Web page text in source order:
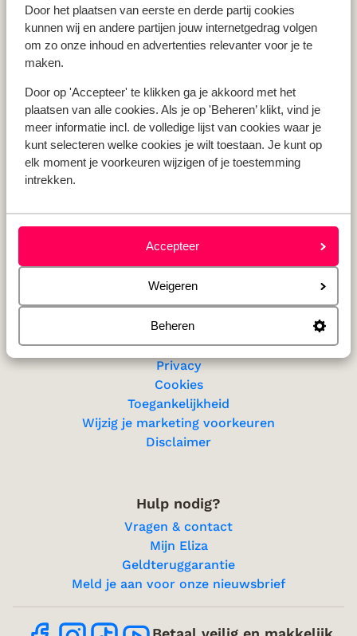
Door het plaatsen van eerste en derde partij cookies
kunnen wij en andere partijen jouw internetgedrag volgen
om zo onze inhoud en advertenties relevanter voor je te
maken.
Door op 'Accepteer' te klikken ga je akkoord met het
plaatsen van alle cookies. Als je op 'Beheren’ klikt, vind je
meer informatie incl. de volledige lijst van cookies waar je
kunt selecteren welke cookies je wilt toestaan. Je kunt op
elk moment je voorkeuren wijzigen of je toestemming
intrekken.
Accepteer
Weigeren
Beheren
Type vakantie
Zomervakantie
Herfstvakantie
Verantwoord op vakantie
Vacatures
Sitemap
Privacy & cookies
Privacy
Cookies
Toegankelijkheid
Wijzig je marketing voorkeuren
Disclaimer
Hulp nodig?
Vragen & contact
Mijn Eliza
Geldteruggarantie
Meld je aan voor onze nieuwsbrief